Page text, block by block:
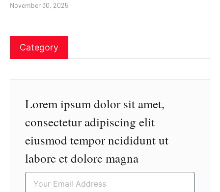
November 30, 2025
Category
Lorem ipsum dolor sit amet,
consectetur adipiscing elit
eiusmod tempor ncididunt ut
labore et dolore magna